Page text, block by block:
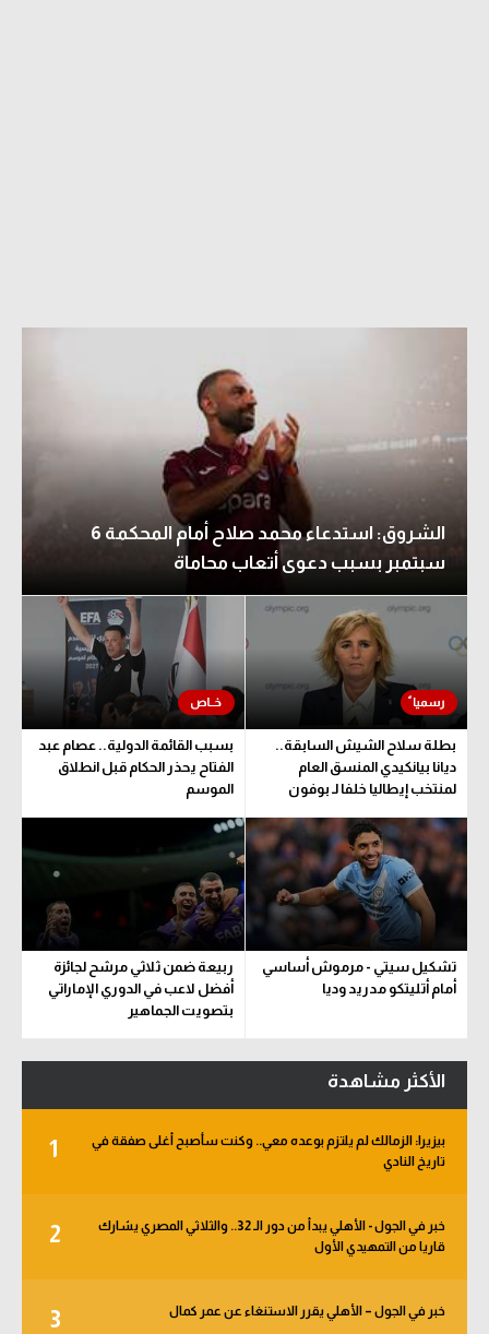
الشروق: استدعاء محمد صلاح أمام المحكمة 6
سبتمبر بسبب دعوى أتعاب محاماة
بطلة سلاح الشيش السابقة..
ديانا بيانكيدي المنسق العام
لمنتخب إيطاليا خلفا لـ بوفون
بسبب القائمة الدولية.. عصام عبد
الفتاح يحذر الحكام قبل انطلاق
الموسم
تشكيل سيتي - مرموش أساسي
أمام أتليتكو مدريد وديا
ربيعة ضمن ثلاثي مرشح لجائزة
أفضل لاعب في الدوري الإماراتي
بتصويت الجماهير
الأكثر مشاهدة
1
بيزيرا: الزمالك لم يلتزم بوعده معي.. وكنت سأصبح أغلى صفقة في
تاريخ النادي
2
خبر في الجول - الأهلي يبدأ من دور الـ 32.. والثلاثي المصري يشارك
قاريا من التمهيدي الأول
3 خبر في الجول – الأهلي يقرر الاستنغاء عن عمر كمال